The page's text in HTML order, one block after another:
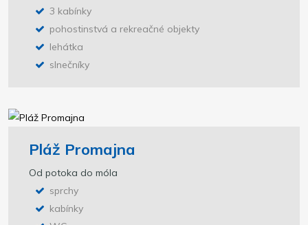
3 kabínky
pohostinstvá a rekreačné objekty
lehátka
slnečníky
Pláž Promajna
Od potoka do móla
sprchy
kabínky